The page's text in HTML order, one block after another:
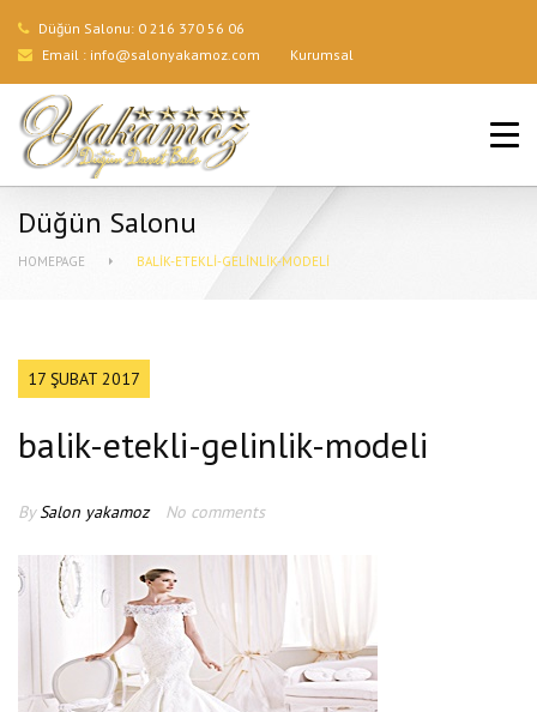
Düğün Salonu: 0 216 370 56 06
Email : info@salonyakamoz.com Kurumsal
ANA SAYFA
HIZMETLERIMIZ
Düğün Salonu
HOMEPAGE BALIK-ETEKLI-GELINLIK-MODELI
17 ŞUBAT 2017
balik-etekli-gelinlik-modeli
BySalon yakamoz No comments